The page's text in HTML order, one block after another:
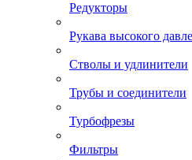
Редукторы
Рукава высокого
Стволы и удлинители
Трубы и соединители
Турбофрезы
Фильтры